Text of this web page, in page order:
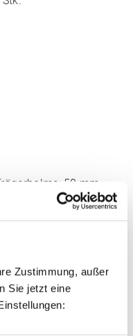
Zustimmung, außer
Sie jetzt eine
50 mm
SilbergrauNCS
zur